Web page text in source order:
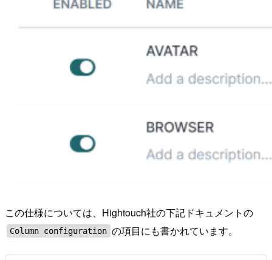
この仕様については、Hightouch社の下記ドキュメントの
Column configuration の項目にも書かれています。